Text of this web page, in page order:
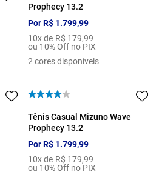
Prophecy 13.2
PorR$ 1.799,99
10x de R$ 179,99
ou 10% Off no PIX
2 cores disponíveis
Tênis Casual Mizuno Wave
Prophecy 13.2
PorR$ 1.799,99
10x de R$ 179,99
ou 10% Off no PIX